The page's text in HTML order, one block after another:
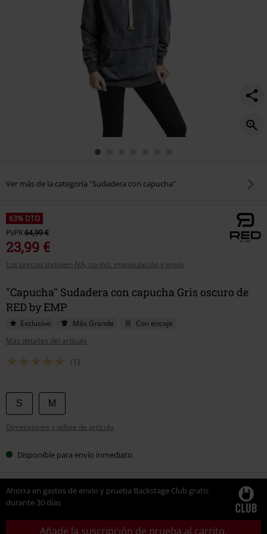
Ver más de la categoría "Sudadera con capucha"
63% DTO
PVPR64,99 €
23,99 €
Los precios incluyen IVA, no incl. manipulación y envío
"Capucha" Sudadera con capucha Gris oscuro de
RED by EMP
Exclusivo Más Grande
Con encaje
Más detalles del artículo
(1)
Elige
tu
talla
S M
Dimensiones y tallaje de artículo
Disponible para envío inmediato
Ahorra en gastos de envío y prueba Backstage Club gratis
durante 30 días
Añade la suscripción de prueba al carrito.